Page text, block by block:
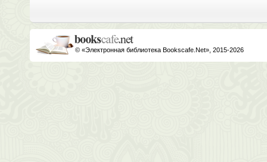
© «Электронная библиотека Bookscafe.Net», 2015-2026